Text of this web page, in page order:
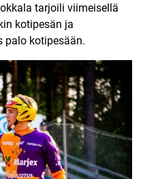
tarjoili viimeisellä
kotipesän ja
palo kotipesään.